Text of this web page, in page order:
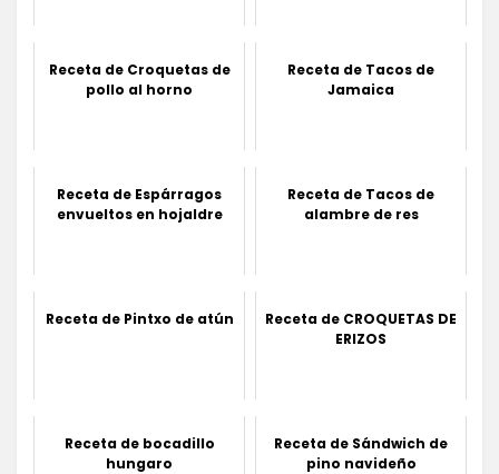
Receta de Croquetas de
pollo al horno
Receta de Tacos de
Jamaica
Receta de Espárragos
envueltos en hojaldre
Receta de Tacos de
alambre de res
Receta de Pintxo de atún
Receta de CROQUETAS DE
ERIZOS
Receta de bocadillo
hungaro
Receta de Sándwich de
pino navideño